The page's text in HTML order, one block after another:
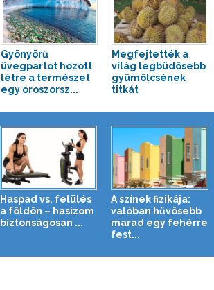
Gyönyörű
üvegpartot hozott
létre a természet
egy oroszorsz...
Megfejtették a
világ legbüdösebb
gyümölcsének
titkát
Haspad vs. felülés
a földön – hasizom
biztonságosan ...
A színek fizikája:
valóban hűvösebb
marad egy fehérre
fest...